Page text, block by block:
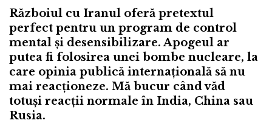
Războiul cu Iranul oferă pretextul
perfect pentru un program de control
mental și desensibilizare. Apogeul ar
putea fi folosirea unei bombe nucleare, la
care opinia publică internațională să nu
mai reacționeze. Mă bucur când văd
totuși reacții normale în India, China sau
Rusia.